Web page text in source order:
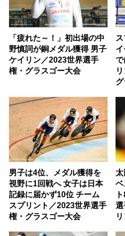
「疲れた～！」初出場の中
野慎詞が銅メダル獲得 男子
ケイリン／2023世界選手
権・グラスゴー大会
男子は4位、メダル獲得を
視野に1回戦へ 女子は日本
記録に届かず10位 チーム
スプリント／2023世界選手
権・グラスゴー大会